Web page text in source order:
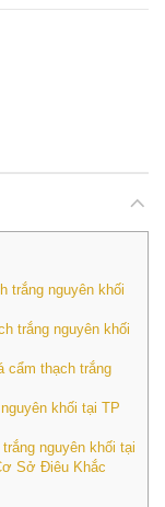
trắng nguyên khối
trắng nguyên khối
cẩm thạch trắng
khối tại TP
nguyên khối tại
Sở Điêu Khắc